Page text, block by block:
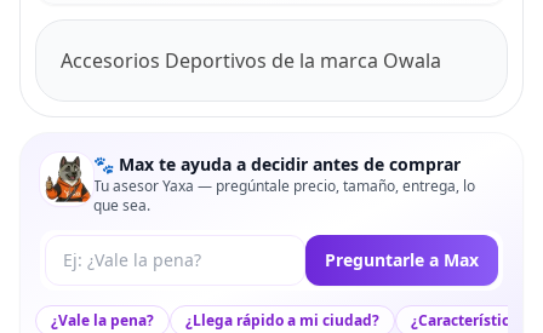
Accesorios Deportivos de la marca Owala
🐾 Max te ayuda a decidir antes de comprar
Tu asesor Yaxa — pregúntale precio, tamaño, entrega, lo
que sea.
Tu pregunta a Max Preguntarle a Max
¿Vale la pena? ¿Llega rápido a mi ciudad? ¿Características